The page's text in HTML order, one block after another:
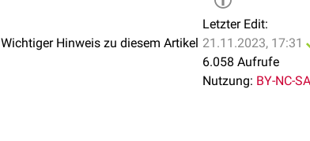
Wichtiger Hinweis zu diesem Artikel
Letzter Edit:
21.11.2023, 17:31
6.058 Aufrufe
Nutzung: BY-NC-SA